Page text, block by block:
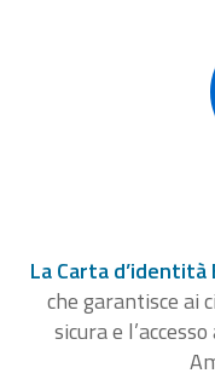
La Carta
che garantisce ai
sicura e